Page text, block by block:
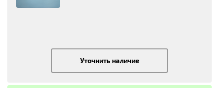
Уточнить наличие